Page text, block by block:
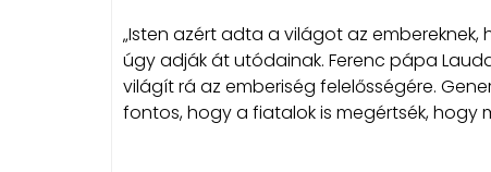
„Isten azért adta a világot az
úgy adják át utódainak. Ferenc pápa
világít rá az emberiség felelősségére.
fontos, hogy a fiatalok is megértsék, hogy